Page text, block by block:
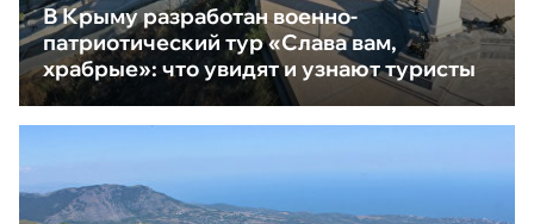
В Крыму разработан военно-
патриотический тур «Слава вам,
храбрые»: что увидят и узнают туристы